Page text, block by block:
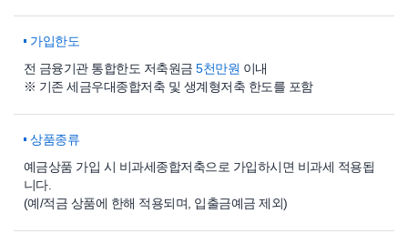
가입한도
전 금융기관 통합한도 저축원금5천만원 이내
※ 기존 세금우대종합저축 및 생계형저축 한도를 포함
상품종류
예금상품 가입 시 비과세종합저축으로 가입하시면 비과세 적용됩
니다.
(예/적금 상품에 한해 적용되며, 입출금예금 제외)